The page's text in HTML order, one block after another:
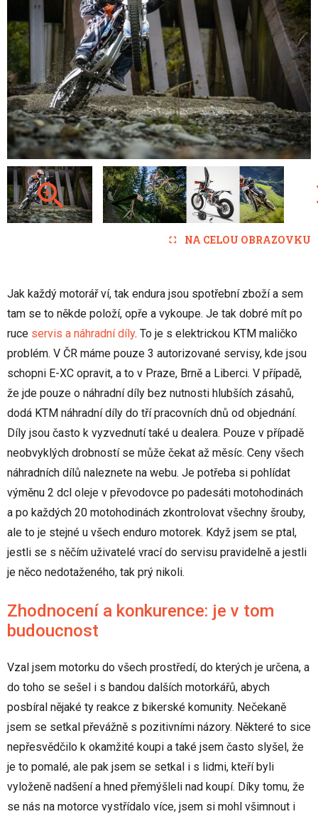
NA CELOU OBRAZOVKU
Jak každý motorář ví, tak endura jsou spotřební zboží a sem
tam se to někde položí, opře a vykoupe. Je tak dobré mít po
ruce servis a náhradní díly. To je s elektrickou KTM maličko
problém. V ČR máme pouze 3 autorizované servisy, kde jsou
schopni E-XC opravit, a to v Praze, Brně a Liberci. V případě,
že jde pouze o náhradní díly bez nutnosti hlubších zásahů,
dodá KTM náhradní díly do tří pracovních dnů od objednání.
Díly jsou často k vyzvednutí také u dealera. Pouze v případě
neobvyklých drobností se může čekat až měsíc. Ceny všech
náhradních dílů naleznete na webu. Je potřeba si pohlídat
výměnu 2 dcl oleje v převodovce po padesáti motohodinách
a po každých 20 motohodinách zkontrolovat všechny šrouby,
ale to je stejné u všech enduro motorek. Když jsem se ptal,
jestli se s něčím uživatelé vrací do servisu pravidelně a jestli
je něco nedotaženého, tak prý nikoli.
Zhodnocení a konkurence: je v tom
budoucnost
Vzal jsem motorku do všech prostředí, do kterých je určena, a
do toho se sešel i s bandou dalších motorkářů, abych
posbíral nějaké ty reakce z bikerské komunity. Nečekaně
jsem se setkal převážně s pozitivními názory. Některé to sice
nepřesvědčilo k okamžité koupi a také jsem často slyšel, že
je to pomalé, ale pak jsem se setkal i s lidmi, kteří byli
vyloženě nadšení a hned přemýšleli nad koupí. Díky tomu, že
se nás na motorce vystřídalo více, jsem si mohl všimnout i